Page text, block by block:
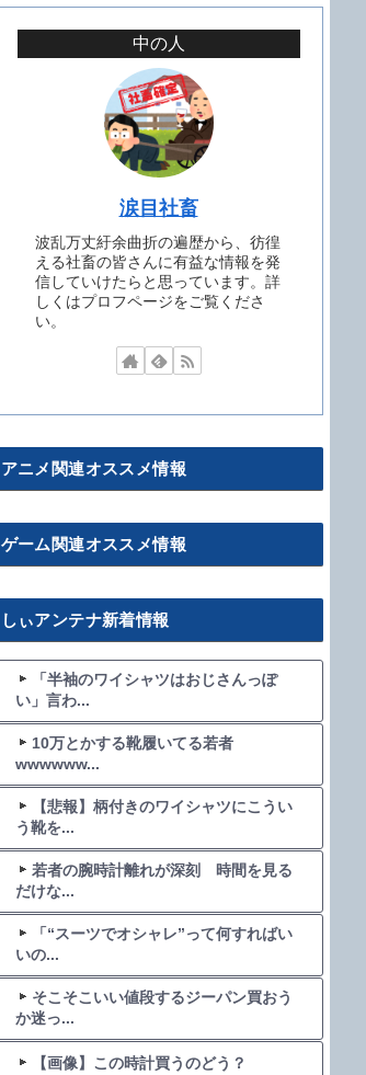
中の人
涙目社畜
波乱万丈紆余曲折の遍歴から、彷徨
える社畜の皆さんに有益な情報を発
信していけたらと思っています。詳
しくはプロフページをご覧くださ
い。
アニメ関連オススメ情報
ゲーム関連オススメ情報
しぃアンテナ新着情報
「半袖のワイシャツはおじさんっぽ
い」言わ...
10万とかする靴履いてる若者
wwwwww...
【悲報】柄付きのワイシャツにこうい
う靴を...
若者の腕時計離れが深刻 時間を見る
だけな...
「“スーツでオシャレ”って何すればい
いの...
そこそこいい値段するジーパン買おう
か迷っ...
【画像】この時計買うのどう？